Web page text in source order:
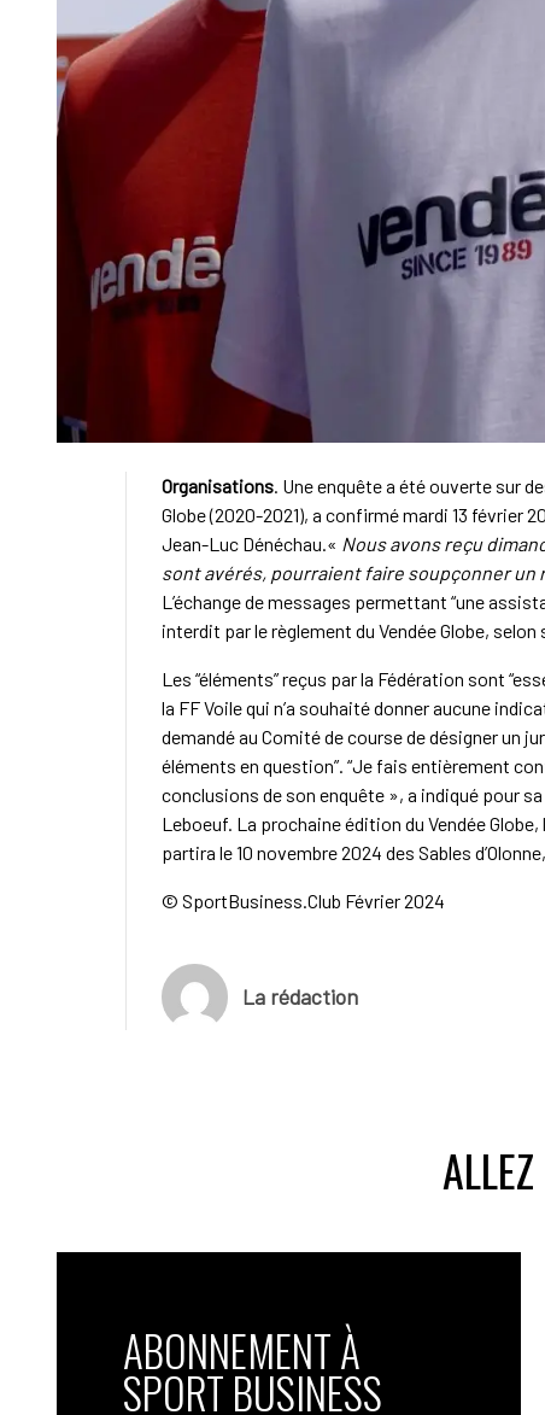
Organisations. Une enquête a été ouverte sur
Globe (2020-2021), a confirmé mardi 13 février
Jean-Luc Dénéchau.« Nous avons reçu
sont avérés, pourraient faire soupçonner un
L’échange de messages permettant “une
interdit par le règlement du Vendée Globe, selon
Les “éléments” reçus par la Fédération sont
la FF Voile qui n’a souhaité donner aucune
demandé au Comité de course de désigner un
éléments en question”. “Je fais entièrement
conclusions de son enquête », a indiqué pour
Leboeuf. La prochaine édition du Vendée
partira le 10 novembre 2024 des Sables
© SportBusiness.Club Février 2024
La rédaction
ABONNEMENT À
SPORT BUSINESS